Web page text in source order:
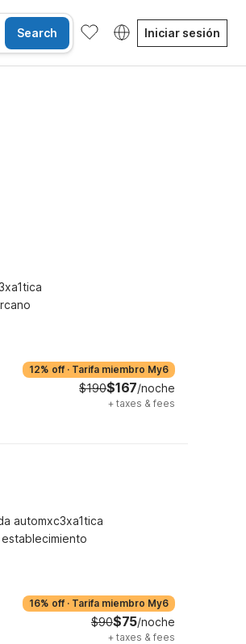
Search Iniciar sesión
12% off · Tarifa miembro My6
$190$167/noche
+ taxes & fees
automxc3xa1tica
16% off · Tarifa miembro My6
$90$75/noche
+ taxes & fees